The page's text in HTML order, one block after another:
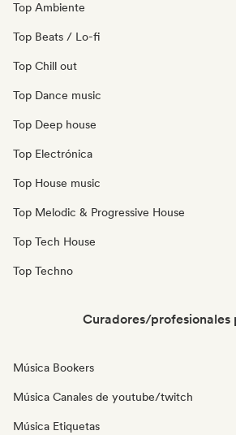
Top Ambiente
Top Beats / Lo-fi
Top Chill out
Top Dance music
Top Deep house
Top Electrónica
Top House music
Top Melodic & Progressive House
Top Tech House
Top Techno
Curadores/profesionales
Música Bookers
Música Canales de youtube/twitch
Música Etiquetas